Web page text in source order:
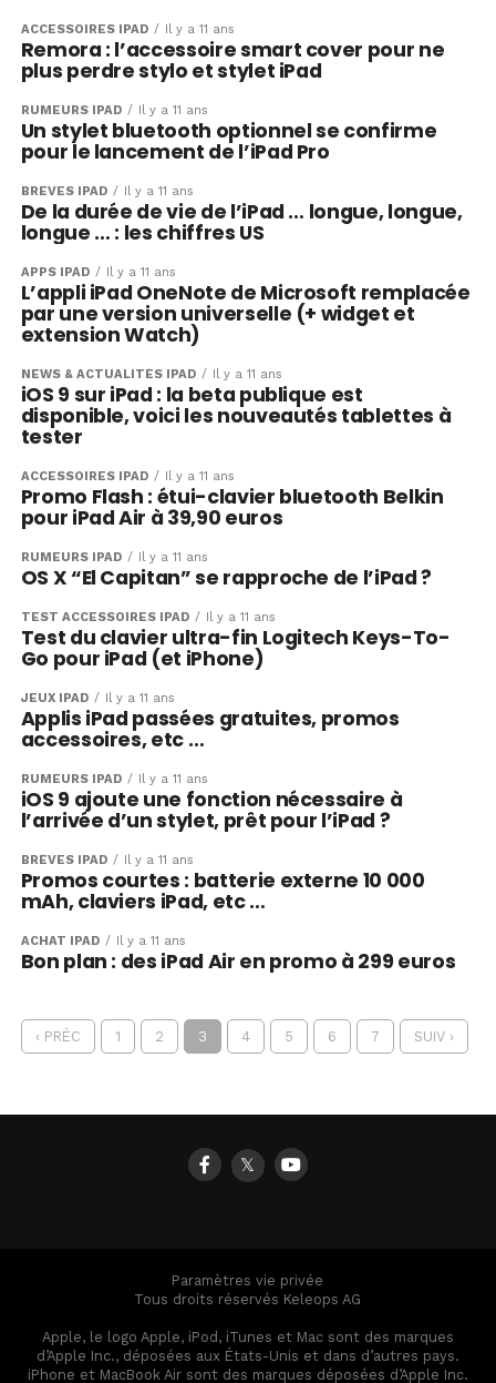
ACCESSOIRES IPAD Il y a 11 ans
Remora : l’accessoire smart cover pour ne
plus perdre stylo et stylet iPad
RUMEURS IPAD Il y a 11 ans
Un stylet bluetooth optionnel se confirme
pour le lancement de l’iPad Pro
BRÈVES IPAD Il y a 11 ans
De la durée de vie de l’iPad … longue, longue,
longue … : les chiffres US
APPS IPAD Il y a 11 ans
L’appli iPad OneNote de Microsoft remplacée
par une version universelle (+ widget et
extension Watch)
NEWS & ACTUALITÉS IPAD Il y a 11 ans
iOS 9 sur iPad : la beta publique est
disponible, voici les nouveautés tablettes à
tester
ACCESSOIRES IPAD Il y a 11 ans
Promo Flash : étui-clavier bluetooth Belkin
pour iPad Air à 39,90 euros
RUMEURS IPAD Il y a 11 ans
OS X “El Capitan” se rapproche de l’iPad ?
TEST ACCESSOIRES IPAD Il y a 11 ans
Test du clavier ultra-fin Logitech Keys-To-
Go pour iPad (et iPhone)
JEUX IPAD Il y a 11 ans
Applis iPad passées gratuites, promos
accessoires, etc …
RUMEURS IPAD Il y a 11 ans
iOS 9 ajoute une fonction nécessaire à
l’arrivée d’un stylet, prêt pour l’iPad ?
BRÈVES IPAD Il y a 11 ans
Promos courtes : batterie externe 10 000
mAh, claviers iPad, etc …
ACHAT IPAD Il y a 11 ans
Bon plan : des iPad Air en promo à 299 euros
‹ PRÉC 1 2 3 4 5 6 7 SUIV ›
𝕏
Paramètres vie privée
Tous droits réservés Keleops AG
Apple, le logo Apple, iPod, iTunes et Mac sont des marques
d’Apple Inc., déposées aux États-Unis et dans d’autres pays.
iPhone et MacBook Air sont des marques déposées d’Apple Inc.